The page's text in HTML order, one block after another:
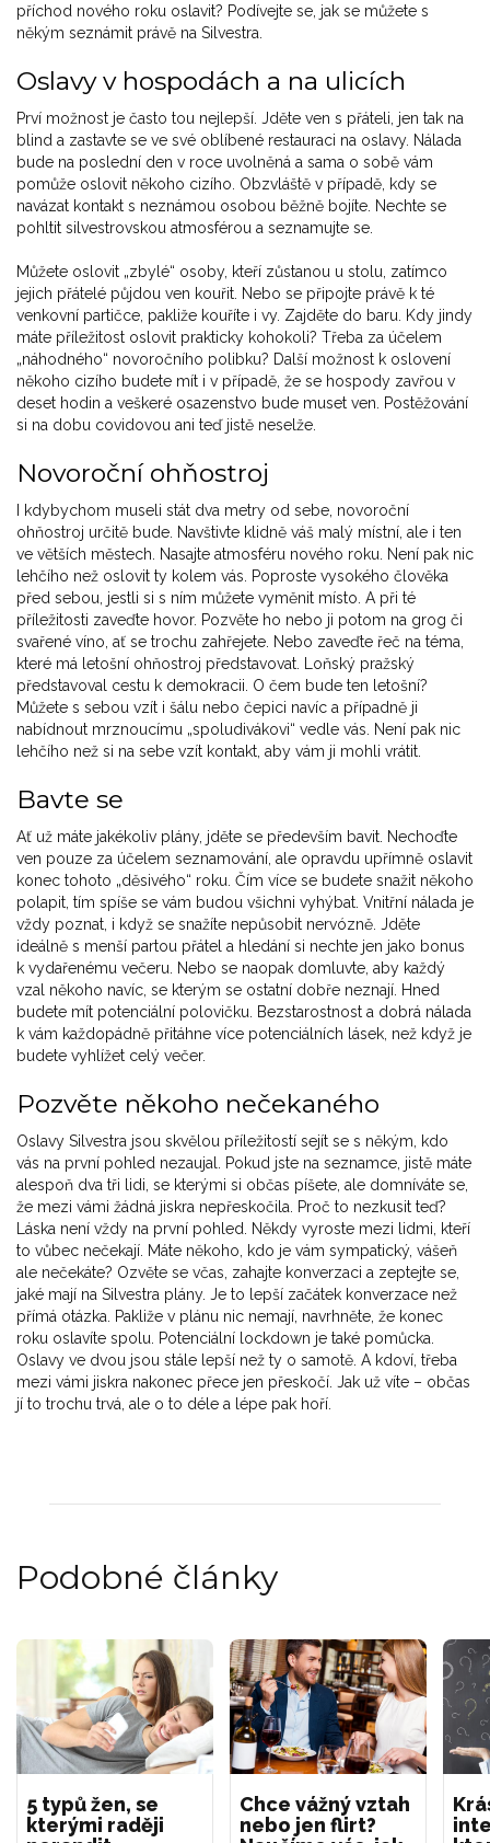
příchod nového roku oslavit? Podívejte se, jak se můžete s
někým seznámit právě na Silvestra.
Oslavy v hospodách a na ulicích
Prví možnost je často tou nejlepší. Jděte ven s přáteli, jen tak na
blind a zastavte se ve své oblíbené restauraci na oslavy. Nálada
bude na poslední den v roce uvolněná a sama o sobě vám
pomůže oslovit někoho cizího. Obzvláště v případě, kdy se
navázat kontakt s neznámou osobou běžně bojíte. Nechte se
pohltit silvestrovskou atmosférou a seznamujte se.
Můžete oslovit „zbylé“ osoby, kteří zůstanou u stolu, zatímco
jejich přátelé půjdou ven kouřit. Nebo se připojte právě k té
venkovní partičce, pakliže kouříte i vy. Zajděte do baru. Kdy jindy
máte příležitost oslovit prakticky kohokoli? Třeba za účelem
„náhodného“ novoročního polibku? Další možnost k oslovení
někoho cizího budete mít i v případě, že se hospody zavřou v
deset hodin a veškeré osazenstvo bude muset ven. Postěžování
si na dobu covidovou ani teď jistě neselže.
Novoroční ohňostroj
I kdybychom museli stát dva metry od sebe, novoroční
ohňostroj určitě bude. Navštivte klidně váš malý místní, ale i ten
ve větších městech. Nasajte atmosféru nového roku. Není pak nic
lehčího než oslovit ty kolem vás. Poproste vysokého člověka
před sebou, jestli si s ním můžete vyměnit místo. A při té
příležitosti zaveďte hovor. Pozvěte ho nebo ji potom na grog či
svařené víno, ať se trochu zahřejete. Nebo zaveďte řeč na téma,
které má letošní ohňostroj představovat. Loňský pražský
představoval cestu k demokracii. O čem bude ten letošní?
Můžete s sebou vzít i šálu nebo čepici navíc a případně ji
nabídnout mrznoucímu „spoludivákovi“ vedle vás. Není pak nic
lehčího než si na sebe vzít kontakt, aby vám ji mohli vrátit.
Bavte se
Ať už máte jakékoliv plány, jděte se především bavit. Nechoďte
ven pouze za účelem seznamování, ale opravdu upřímně oslavit
konec tohoto „děsivého“ roku. Čím více se budete snažit někoho
polapit, tím spíše se vám budou všichni vyhýbat. Vnitřní nálada je
vždy poznat, i když se snažíte nepůsobit nervózně. Jděte
ideálně s menší partou přátel a hledání si nechte jen jako bonus
k vydařenému večeru. Nebo se naopak domluvte, aby každý
vzal někoho navíc, se kterým se ostatní dobře neznají. Hned
budete mít potenciální polovičku. Bezstarostnost a dobrá nálada
k vám každopádně přitáhne více potenciálních lásek, než když je
budete vyhlížet celý večer.
Pozvěte někoho nečekaného
Oslavy Silvestra jsou skvělou příležitostí sejít se s někým, kdo
vás na první pohled nezaujal. Pokud jste na seznamce, jistě máte
alespoň dva tři lidi, se kterými si občas píšete, ale domníváte se,
že mezi vámi žádná jiskra nepřeskočila. Proč to nezkusit teď?
Láska není vždy na první pohled. Někdy vyroste mezi lidmi, kteří
to vůbec nečekají. Máte někoho, kdo je vám sympatický, vášeň
ale nečekáte? Ozvěte se včas, zahajte konverzaci a zeptejte se,
jaké mají na Silvestra plány. Je to lepší začátek konverzace než
přímá otázka. Pakliže v plánu nic nemají, navrhněte, že konec
roku oslavíte spolu. Potenciální lockdown je také pomůcka.
Oslavy ve dvou jsou stále lepší než ty o samotě. A kdoví, třeba
mezi vámi jiskra nakonec přece jen přeskočí. Jak už víte – občas
jí to trochu trvá, ale o to déle a lépe pak hoří.
Podobné články
5 typů žen, se
kterými raději
Chce vážný vztah
nebo jen flirt?